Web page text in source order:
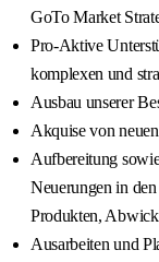
GoTo Market
Pro-Aktive
komplexen und
Ausbau unserer
Akquise von
Aufbereitung
Neuerungen in
Produkten,
Ausarbeiten und